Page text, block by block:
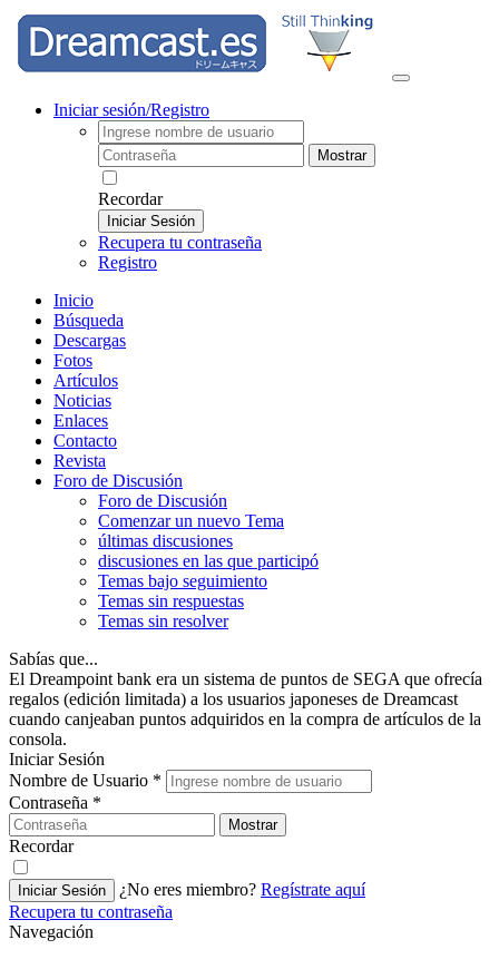
Iniciar sesión/Registro
Mostrar
Recordar
Iniciar Sesión
Recupera tu contraseña
Registro
Inicio
Búsqueda
Descargas
Fotos
Artículos
Noticias
Enlaces
Contacto
Revista
Foro de Discusión
Foro de Discusión
Comenzar un nuevo Tema
últimas discusiones
discusiones en las que participó
Temas bajo seguimiento
Temas sin respuestas
Temas sin resolver
Sabías que...
El Dreampoint bank era un sistema de puntos de SEGA que ofrecía
regalos (edición limitada) a los usuarios japoneses de Dreamcast
cuando canjeaban puntos adquiridos en la compra de artículos de la
consola.
Iniciar Sesión
Nombre de Usuario *
Contraseña *
Mostrar
Recordar
Iniciar Sesión ¿No eres miembro? Regístrate aquí
Recupera tu contraseña
Navegación